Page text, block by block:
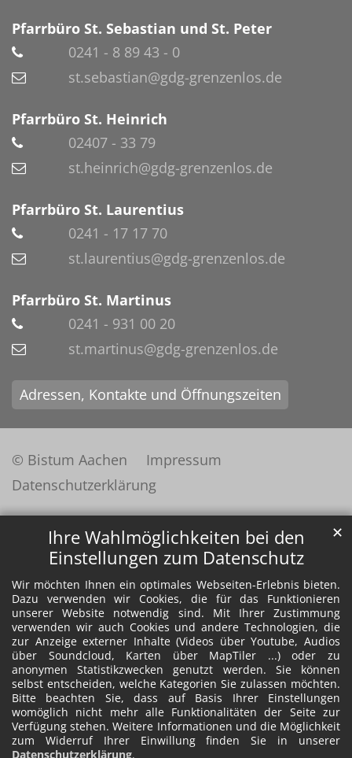
Ihre Wahlmöglichkeiten bei den
Einstellungen zum Datenschutz
Wir möchten Ihnen ein optimales Webseiten-Erlebnis bieten.
Dazu verwenden wir Cookies, die für das Funktionieren
unserer Website notwendig sind. Mit Ihrer Zustimmung
verwenden wir auch Cookies und andere Technologien, die
zur Anzeige externer Inhalte (Videos über Youtube, Audios
über Soundcloud, Karten über MapTiler ...) oder zu
anonymen Statistikzwecken genutzt werden. Sie können
selbst entscheiden, welche Kategorien Sie zulassen möchten.
Bitte beachten Sie, dass auf Basis Ihrer Einstellungen
womöglich nicht mehr alle Funktionalitäten der Seite zur
Verfügung stehen. Weitere Informationen und die Möglichkeit
zum Widerruf Ihrer Einwillung finden Sie in unserer
Datenschutzerklärung.
✕
Pfarrbüro St. Sebastian und St. Peter
0241 - 8 89 43 - 0
st.sebastian@gdg-grenzenlos.de
Pfarrbüro St. Heinrich
02407 - 33 79
st.heinrich@gdg-grenzenlos.de
Pfarrbüro St. Laurentius
0241 - 17 17 70
st.laurentius@gdg-grenzenlos.de
Pfarrbüro St. Martinus
0241 - 931 00 20
st.martinus@gdg-grenzenlos.de
Adressen, Kontakte und Öffnungszeiten
© Bistum Aachen
Impressum
Datenschutzerklärung